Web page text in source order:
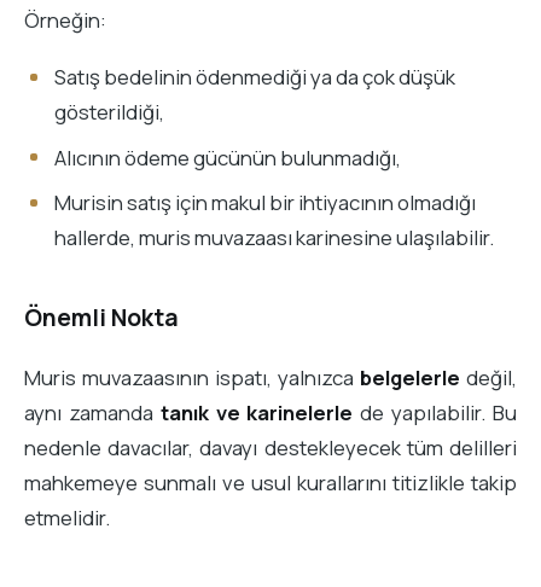
Örneğin:
Satış bedelinin ödenmediği ya da çok düşük
gösterildiği,
Alıcının ödeme gücünün bulunmadığı,
Murisin satış için makul bir ihtiyacının olmadığı
hallerde, muris muvazaası karinesine ulaşılabilir.
Önemli Nokta
Muris muvazaasının ispatı, yalnızca belgelerle değil,
aynı zamanda tanık ve karinelerle de yapılabilir. Bu
nedenle davacılar, davayı destekleyecek tüm delilleri
mahkemeye sunmalı ve usul kurallarını titizlikle takip
etmelidir.